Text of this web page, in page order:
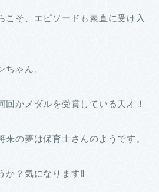
こそ、エピソードも素直に受け入
ちゃん。
回かメダルを受賞している天才！
来の夢は保育士さんのようです。
か？気になります‼